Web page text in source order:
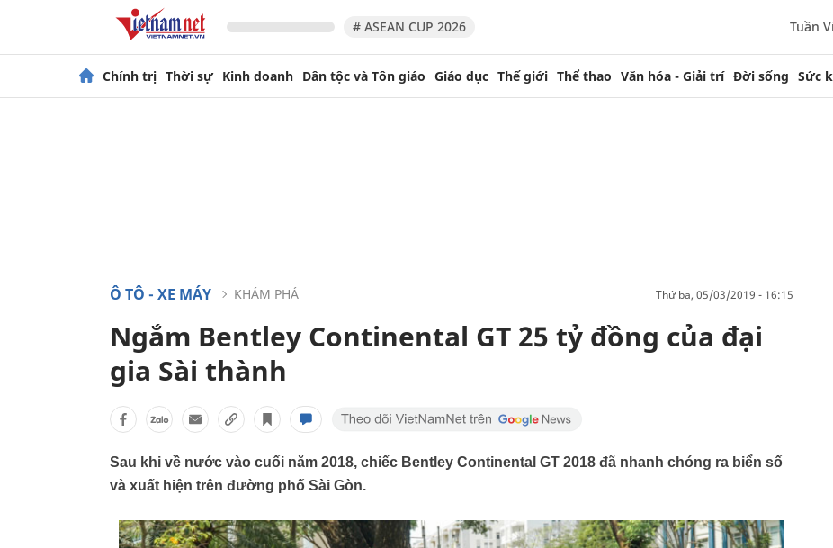
# ASEAN CUP 2026 Tuần
Chính trị Thời sự Kinh doanh Dân tộc và Tôn giáo Giáo dục Thế giới Thể thao Văn hóa - Giải trí Đời sống Sức
Ô TÔ - XE MÁY KHÁM PHÁ thứ ba, 05/03/2019 - 16:15
Ngắm Bentley Continental GT 25 tỷ đồng của đại
gia Sài thành
Sau khi về nước vào cuối năm 2018, chiếc Bentley Continental GT 2018 đã nhanh chóng ra biển số
và xuất hiện trên đường phố Sài Gòn.